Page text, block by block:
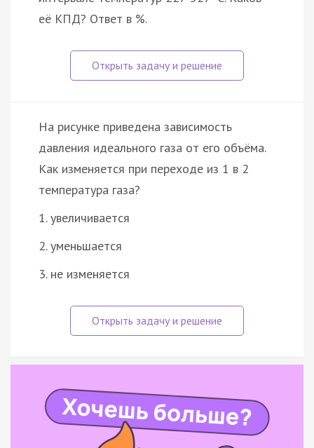
её КПД? Ответ в %.
На рисунке приведена зависимость
давления идеального газа от его объёма.
Как изменяется при переходе из 1 в 2
температура газа?
1. увеличивается
2. уменьшается
3. не изменяется